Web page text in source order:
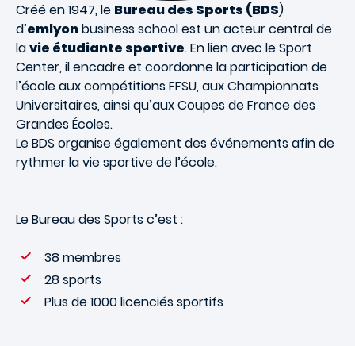
Créé en 1947, le Bureau des Sports (BDS)
d’emlyonbusiness school est un acteur central de
lavie étudiante sportive. En lien avec le Sport
Center, il encadre et coordonne la participation de
l’école aux compétitions FFSU, aux Championnats
Universitaires, ainsi qu’aux Coupes de France des
Grandes Écoles.
Le BDS organise également des événements afin de
rythmer la vie sportive de l’école.
Le Bureau des Sports c’est :
38 membres
28 sports
Plus de 1000 licenciés sportifs